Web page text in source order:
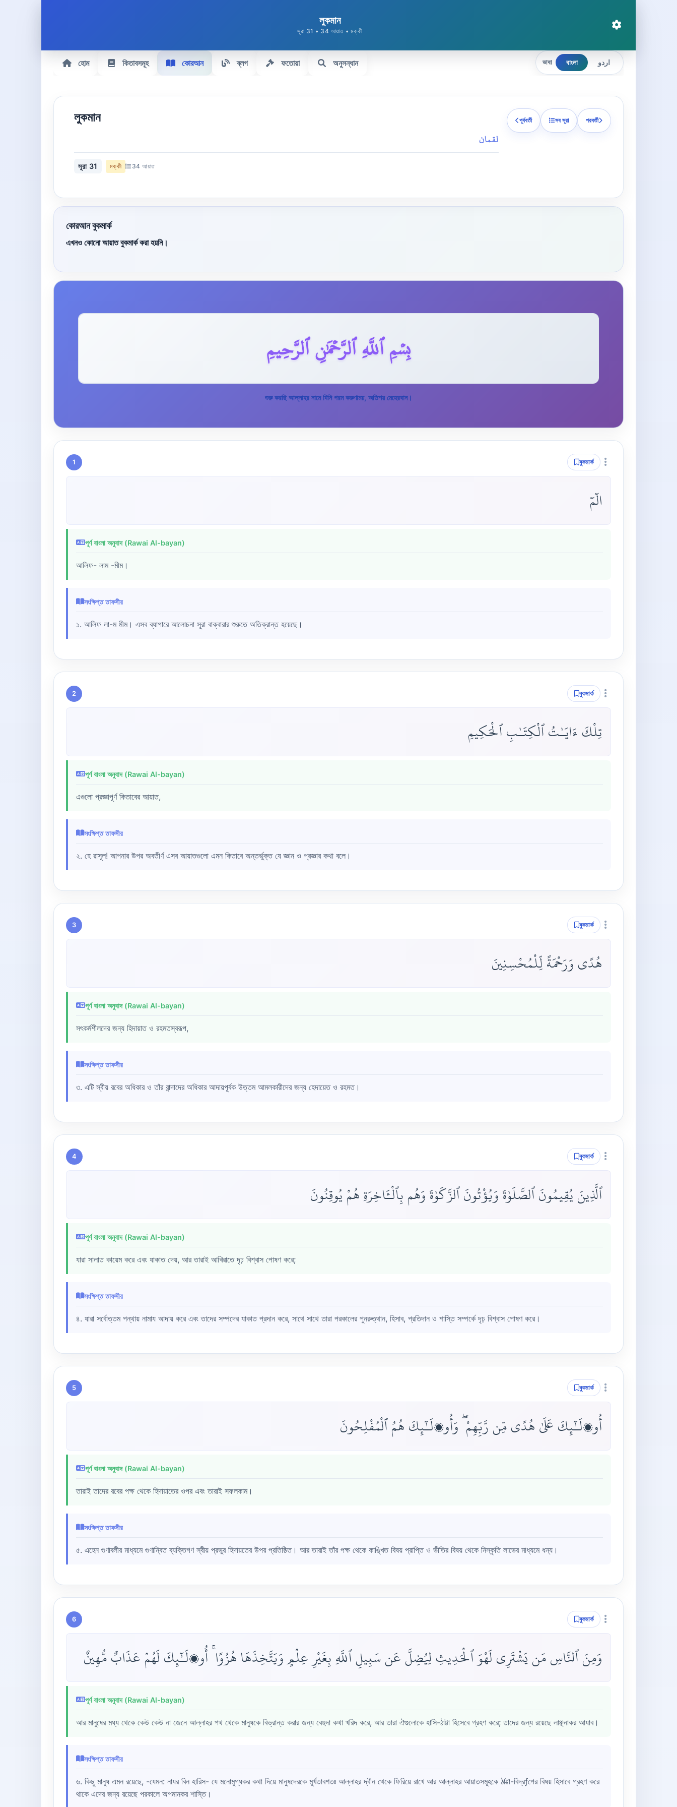
লুকমান
সূরা 31 • 34 আয়াত • মক্কী
হোম কিতাবসমূহ কোরআন ব্লগ ফতোয়া অনুসন্ধান ভাষা বাংলা اردو
লুকমান
لقمان
সূরা 31 মক্কী 34 আয়াত
পূর্ববর্তী সব সূরা পরবর্তী
কোরআন বুকমার্ক
এখনও কোনো আয়াত বুকমার্ক করা হয়নি।
بِسۡمِ ٱللَّهِ ٱلرَّحۡمَٰنِ ٱلرَّحِيمِ
শুরু করছি আল্লাহর নামে যিনি পরম করুণাময়, অতিশয় মেহেরবান।
1 বুকমার্ক
الٓمٓ
পূর্ণ বাংলা অনুবাদ (Rawai Al-bayan)
আলিফ- লাম -মীম।
সংক্ষিপ্ত তাফসীর
১. আলিফ লা-ম মীম। এসব ব্যাপারে আলোচনা সূরা বাক্বারার শুরুতে অতিক্রান্ত হয়েছে।
2 বুকমার্ক
تِلْكَ ءَايَـٰتُ ٱلْكِتَـٰبِ ٱلْحَكِيمِ
পূর্ণ বাংলা অনুবাদ (Rawai Al-bayan)
এগুলো প্রজ্ঞাপূর্ণ কিতাবের আয়াত,
সংক্ষিপ্ত তাফসীর
২. হে রাসূল! আপনার উপর অবতীর্ণ এসব আয়াতগুলো এমন কিতাবে অন্তর্ভুক্ত যে জ্ঞান ও প্রজ্ঞার কথা বলে।
3 বুকমার্ক
هُدًى وَرَحْمَةً لِّلْمُحْسِنِينَ
পূর্ণ বাংলা অনুবাদ (Rawai Al-bayan)
সৎকর্মশীলদের জন্য হিদায়াত ও রহমতস্বরূপ,
সংক্ষিপ্ত তাফসীর
৩. এটি স্বীয় রবের অধিকার ও তাঁর বান্দাদের অধিকার আদায়পূর্বক উত্তম আমলকারীদের জন্য হেদায়েত ও রহমত।
4 বুকমার্ক
ٱلَّذِينَ يُقِيمُونَ ٱلصَّلَوٰةَ وَيُؤْتُونَ ٱلزَّكَوٰةَ وَهُم بِٱلْـَٔاخِرَةِ هُمْ يُوقِنُونَ
পূর্ণ বাংলা অনুবাদ (Rawai Al-bayan)
যারা সালাত কায়েম করে এবং যাকাত দেয়, আর তারাই আখিরাতে দৃঢ় বিশ্বাস পোষণ করে;
সংক্ষিপ্ত তাফসীর
৪. যারা সর্বোত্তম পন্থায় নামায আদায় করে এবং তাদের সম্পদের যাকাত প্রদান করে, সাথে সাথে তারা পরকালের পুনরুত্থান, হিসাব, প্রতিদান ও শাস্তি সম্পর্কে দৃঢ় বিশ্বাস পোষণ করে।
5 বুকমার্ক
أُو۟لَـٰٓئِكَ عَلَىٰ هُدًى مِّن رَّبِّهِمْ ۖ وَأُو۟لَـٰٓئِكَ هُمُ ٱلْمُفْلِحُونَ
পূর্ণ বাংলা অনুবাদ (Rawai Al-bayan)
তারাই তাদের রবের পক্ষ থেকে হিদায়াতের ওপর এবং তারাই সফলকাম।
সংক্ষিপ্ত তাফসীর
৫. এহেন গুণাবলীর মাধ্যমে গুণান্বিত ব্যক্তিগণ স্বীয় প্রভুর হিদায়তের উপর প্রতিষ্ঠিত। আর তারাই তাঁর পক্ষ থেকে কাঙ্খিত বিষয় প্রাপ্তি ও ভীতির বিষয় থেকে নিস্কৃতি লাভের মাধ্যমে ধন্য।
6 বুকমার্ক
وَمِنَ ٱلنَّاسِ مَن يَشْتَرِى لَهْوَ ٱلْحَدِيثِ لِيُضِلَّ عَن سَبِيلِ ٱللَّهِ بِغَيْرِ عِلْمٍ وَيَتَّخِذَهَا هُزُوًا ۚ أُو۟لَـٰٓئِكَ لَهُمْ عَذَابٌ مُّهِينٌ
পূর্ণ বাংলা অনুবাদ (Rawai Al-bayan)
আর মানুষের মধ্য থেকে কেউ কেউ না জেনে আল্লাহর পথ থেকে মানুষকে বিভ্রান্ত করার জন্য বেহুদা কথা খরিদ করে, আর তারা ঐগুলোকে হাসি-ঠাট্টা হিসেবে গ্রহণ করে; তাদের জন্য রয়েছে লাঞ্ছনাকর আযাব।
সংক্ষিপ্ত তাফসীর
৬. কিছু মানুষ এমন রয়েছে, -যেমন: নাযর বিন হারিস- যে মনোমুগ্ধকর কথা দিয়ে মানুষদেরকে মূর্খতাবশতঃ আল্লাহর দ্বীন থেকে ফিরিয়ে রাখে আর আল্লাহর আয়াতসমূহকে ঠাট্টা-বিদ্রƒপের বিষয় হিসাবে গ্রহণ করে
থাকে এদের জন্য রয়েছে পরকালে অপমানকর শাস্তি।